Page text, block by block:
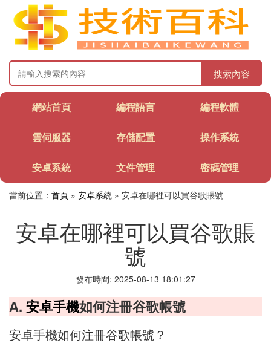
搜索內容
網站首頁 編程語言 編程軟體
雲伺服器 存儲配置 操作系統
安卓系統 文件管理 密碼管理
當前位置： 首頁 » 安卓系統 » 安卓在哪裡可以買谷歌賬號
安卓在哪裡可以買谷歌賬
號
發布時間: 2025-08-13 18:01:27
A. 安卓手機如何注冊谷歌帳號
安卓手機如何注冊谷歌帳號？